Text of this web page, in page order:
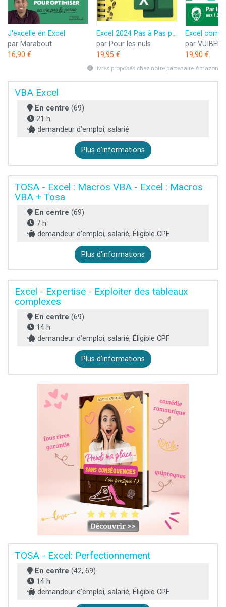
J'excelle en Excel
par Marabout
16,90 €
Excel 2024 Pas à Pas pour les Nuls
par Pour les nuls
19,95 €
par VUIBERT
19,90 €
livres proposés chez notre partenaire Amazon
VBA Excel
En centre (69)
21 h
demandeur d’emploi, salarié
Plus d'informations
TOSA - Excel : Macros VBA - Excel : Macros
VBA + Tosa
En centre (69)
7 h
demandeur d’emploi, salarié, Éligible CPF
Plus d'informations
Excel - Expertise - Exploiter des tableaux
complexes
En centre (69)
14 h
demandeur d’emploi, salarié, Éligible CPF
Plus d'informations
TOSA - Excel: Perfectionnement
En centre (42, 69)
14 h
demandeur d’emploi, salarié, Éligible CPF